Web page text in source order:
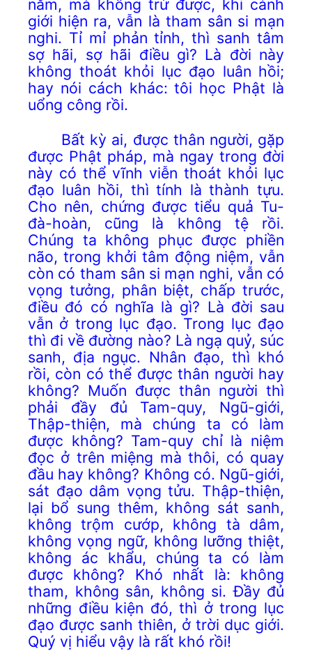
năm, mà không trừ được, khi cảnh
giới hiện ra, vẫn là tham sân si mạn
nghi. Tỉ mỉ phản tỉnh, thì sanh tâm
sợ hãi, sợ hãi điều gì? Là đời này
không thoát khỏi lục đạo luân hồi;
hay nói cách khác: tôi học Phật là
uổng công rồi.
Bất kỳ ai, được thân người, gặp
được Phật pháp, mà ngay trong đời
này có thể vĩnh viễn thoát khỏi lục
đạo luân hồi, thì tính là thành tựu.
Cho nên, chứng được tiểu quả Tu-
đà-hoàn, cũng là không tệ rồi.
Chúng ta không phục được phiền
não, trong khởi tâm động niệm, vẫn
còn có tham sân si mạn nghi, vẫn có
vọng tưởng, phân biệt, chấp trước,
điều đó có nghĩa là gì? Là đời sau
vẫn ở trong lục đạo. Trong lục đạo
thì đi về đường nào? Là ngạ quỷ, súc
sanh, địa ngục. Nhân đạo, thì khó
rồi, còn có thể được thân người hay
không? Muốn được thân người thì
phải đầy đủ Tam-quy, Ngũ-giới,
Thập-thiện, mà chúng ta có làm
được không? Tam-quy chỉ là niệm
đọc ở trên miệng mà thôi, có quay
đầu hay không? Không có. Ngũ-giới,
sát đạo dâm vọng tửu. Thập-thiện,
lại bổ sung thêm, không sát sanh,
không trộm cướp, không tà dâm,
không vọng ngữ, không lưỡng thiệt,
không ác khẩu, chúng ta có làm
được không? Khó nhất là: không
tham, không sân, không si. Đầy đủ
những điều kiện đó, thì ở trong lục
đạo được sanh thiên, ở trời dục giới.
Quý vị hiểu vậy là rất khó rồi!